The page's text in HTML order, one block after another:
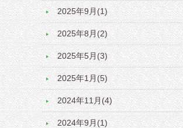
2025年9月(1)
2025年8月(2)
2025年5月(3)
2025年1月(5)
2024年11月(4)
2024年9月(1)